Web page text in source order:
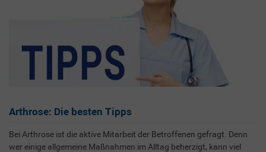
Arthrose: Die besten Tipps
Bei Arthrose ist die aktive Mitarbeit der Betroffenen gefragt. Denn
wer einige allgemeine Maßnahmen im Alltag beherzigt, kann viel